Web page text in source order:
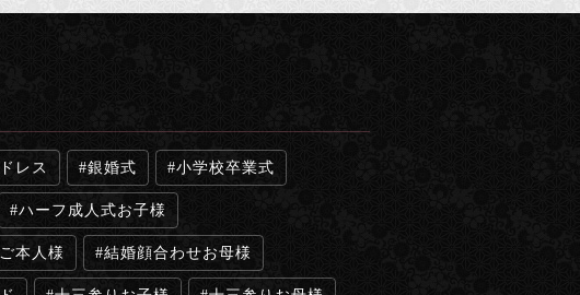
レス 銀婚式 小学校卒業式
ハーフ成人式お子様
本人様 結婚顔合わせお母様